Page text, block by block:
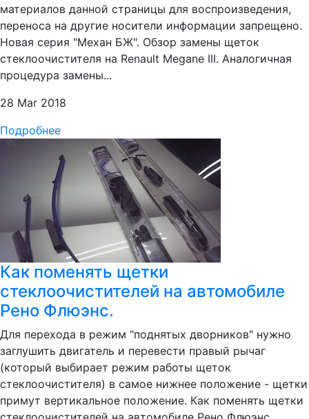
материалов данной страницы для воспроизведения,
переноса на другие носители информации запрещено.
Новая серия "Механ БЖ". Обзор замены щеток
стеклоочистителя на Renault Megane III. Аналогичная
процедура замены...
28 Mar 2018
Подробнее
Как поменять щетки
стеклоочистителей на автомобиле
Рено Флюэнс.
Для перехода в режим "поднятых дворников" нужно
заглушить двигатель и перевести правый рычаг
(который выбирает режим работы щеток
стеклоочистителя) в самое нижнее положение - щетки
примут вертикальное положение. Как поменять щетки